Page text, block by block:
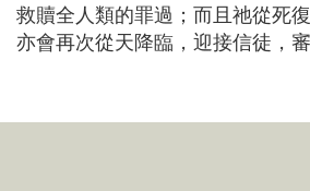
救贖全人類的罪過；而且祂從死
亦會再次從天降臨，迎接信徒，審